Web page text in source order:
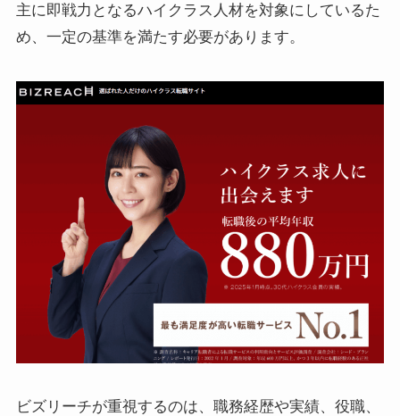
主に即戦力となるハイクラス人材を対象にしているた
め、一定の基準を満たす必要があります。
ビズリーチが重視するのは、職務経歴や実績、役職、